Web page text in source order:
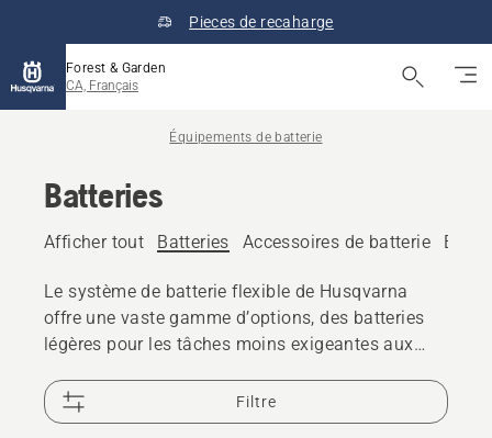
Pieces de recaharge
Forest & Garden
CA, Français
Équipements de batterie
Batteries
Afficher tout Batteries Accessoires de batterie
Le système de batterie flexible de Husqvarna
offre une vaste gamme d’options, des batteries
légères pour les tâches moins exigeantes aux
Filtre